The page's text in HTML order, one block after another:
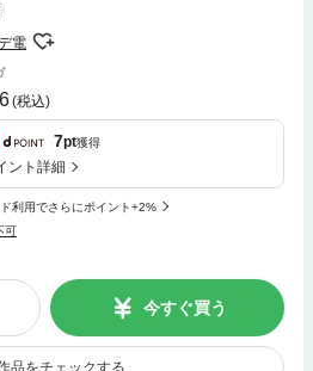
電
(税込)
7pt獲得
ント詳細
利用でさらにポイント+2%
可
今すぐ買う
品をチェックする